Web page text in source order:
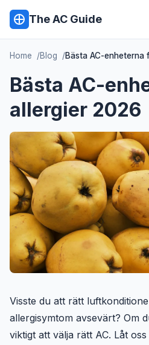
The AC Guide
Home Blog Bästa AC-enheterna
Bästa AC-
allergier 2026
Visste du att rätt
allergisymtom avsevärt? Om
viktigt att välja rätt AC. Låt